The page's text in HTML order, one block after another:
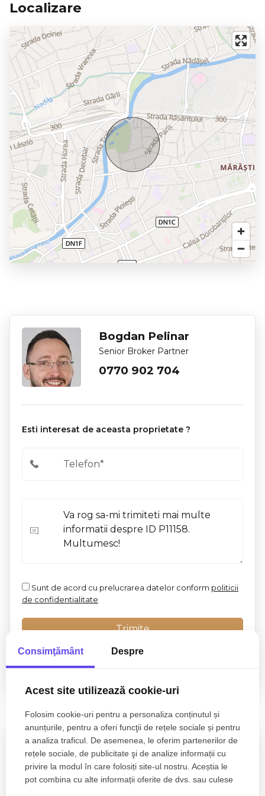
Localizare
Bogdan Pelinar
Senior Broker Partner
0770 902 704
Esti interesat de aceasta proprietate ?
Sunt de acord cu prelucrarea datelor conform politicii
de confidentialitate
Proprietati similare
Consimţământ Despre
Acest site utilizează cookie-uri
Folosim cookie-uri pentru a personaliza conținutul și
anunțurile, pentru a oferi funcţii de rețele sociale și pentru
a analiza traficul. De asemenea, le oferim partenerilor de
rețele sociale, de publicitate şi de analize informații cu
privire la modul în care folosiți site-ul nostru. Aceștia le
pot combina cu alte informații oferite de dvs. sau culese